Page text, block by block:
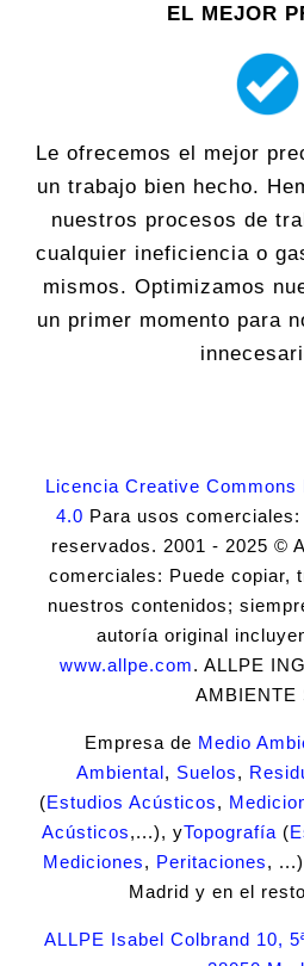
EL MEJOR
Le ofrecemos el mejor
un trabajo bien hecho.
nuestros procesos de
cualquier ineficiencia o
mismos. Optimizamos
un primer momento para
Licencia Creative
4.0 Para usos
reservados. 2001 - 2025 ©
comerciales: Puede copiar,
nuestros contenidos;
autoría original
www.allpe.com. ALLPE
AMBIENTE
Empresa de Medio
Ambiental, Suelos,
(Estudios Acústicos,
Acústicos,...), yTopografía (
Mediciones, Peritaciones,
Madrid y en el
ALLPE Isabel Colbrand 10,